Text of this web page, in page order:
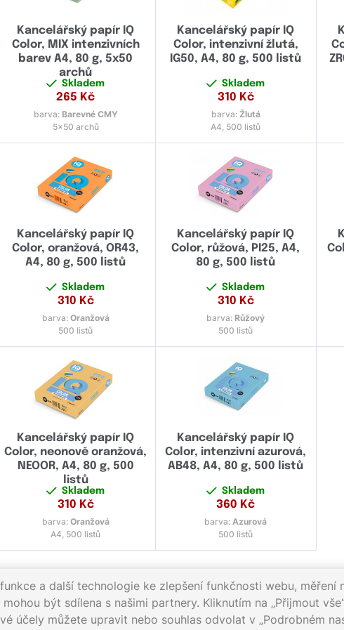
Kancelářský papír IQ
Color, MIX intenzivních
barev A4, 80 g, 5x50
archů
Skladem
265 Kč
barva: Barevné CMY
5x50 archů
Kancelářský papír IQ
Color, intenzivní žlutá,
IG50, A4, 80 g, 500 listů
Skladem
310 Kč
barva: Žlutá
A4, 500 listů
Kancelářský papír IQ
Color, oranžová, OR43,
A4, 80 g, 500 listů
Skladem
310 Kč
barva: Oranžová
500 listů
Kancelářský papír IQ
Color, růžová, PI25, A4,
80 g, 500 listů
Skladem
310 Kč
barva: Růžový
500 listů
Kancelářský papír IQ
Color, neonově oranžová,
NEOOR, A4, 80 g, 500
listů
Skladem
310 Kč
barva: Oranžová
A4, 500 listů
Kancelářský papír IQ
Color, intenzivní azurová,
AB48, A4, 80 g, 500 listů
Skladem
360 Kč
barva:Azurová
500 listů
800 203 100 Pracovní dny 8:00 - 17:00 Napište nám:
a další technologie ke zlepšení funkčnosti webu, měření
být sdílena s našimi partnery. Kliknutím na „Přijmout
účely můžete upravit nebo souhlas odvolat v „Podrobném